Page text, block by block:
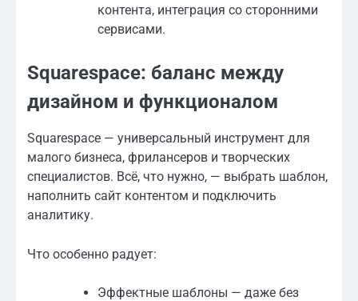
контента, интеграция со сторонними
сервисами.
Squarespace: баланс между
дизайном и функционалом
Squarespace — универсальный инструмент для
малого бизнеса, фрилансеров и творческих
специалистов. Всё, что нужно, — выбрать шаблон,
наполнить сайт контентом и подключить
аналитику.
Что особенно радует:
Эффектные шаблоны — даже без